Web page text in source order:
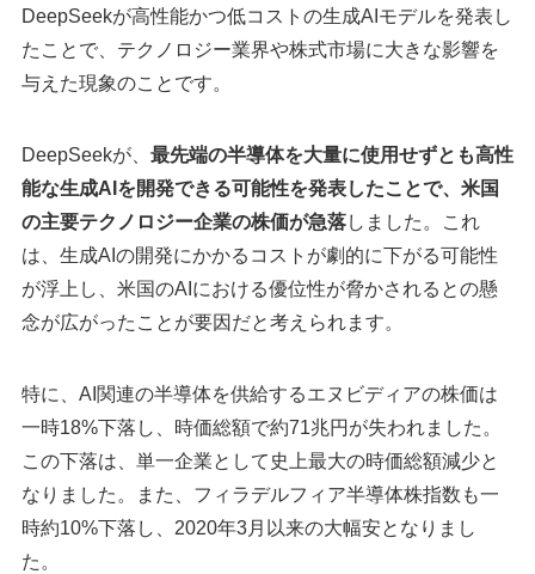
DeepSeekが高性能かつ低コストの生成AIモデルを発表し
たことで、テクノロジー業界や株式市場に大きな影響を
与えた現象のことです。
DeepSeekが、 最先端の半導体を大量に使用せずとも高性
能な生成AIを開発できる可能性を発表したことで、米国
の主要テクノロジー企業の株価が急落しました。これ
は、生成AIの開発にかかるコストが劇的に下がる可能性
が浮上し、米国のAIにおける優位性が脅かされるとの懸
念が広がったことが要因だと考えられます。
​特に、AI関連の半導体を供給するエヌビディアの株価は
一時18%下落し、時価総額で約71兆円が失われました。 ​
この下落は、単一企業として史上最大の時価総額減少と
なりました。​また、フィラデルフィア半導体株指数も一
時約10%下落し、2020年3月以来の大幅安となりまし
た。